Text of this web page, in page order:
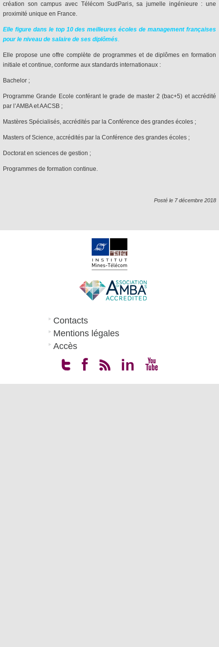
création son campus avec Télécom SudParis, sa jumelle ingénieure : une
proximité unique en France.
Elle figure dans le top 10 des meilleures écoles de management françaises
pour le niveau de salaire de ses diplômés.
Elle propose une offre complète de programmes et de diplômes en formation
initiale et continue, conforme aux standards internationaux :
Bachelor ;
Programme Grande Ecole conférant le grade de master 2 (bac+5) et accrédité
par l’AMBA et AACSB ;
Mastères Spécialisés, accrédités par la Conférence des grandes écoles ;
Masters of Science, accrédités par la Conférence des grandes écoles ;
Doctorat en sciences de gestion ;
Programmes de formation continue.
Posté le 7 décembre 2018
Contacts
Mentions légales
Accès